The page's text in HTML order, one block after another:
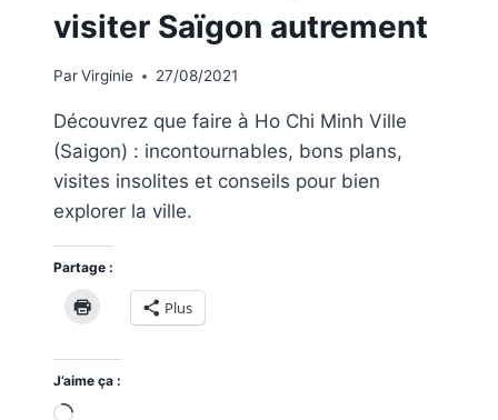
visiter Saïgon autrement
ParVirginie 27/08/2021
Découvrez que faire à Ho Chi Minh Ville
(Saigon) : incontournables, bons plans,
visites insolites et conseils pour bien
explorer la ville.
Partage :
Plus
J’aime ça :